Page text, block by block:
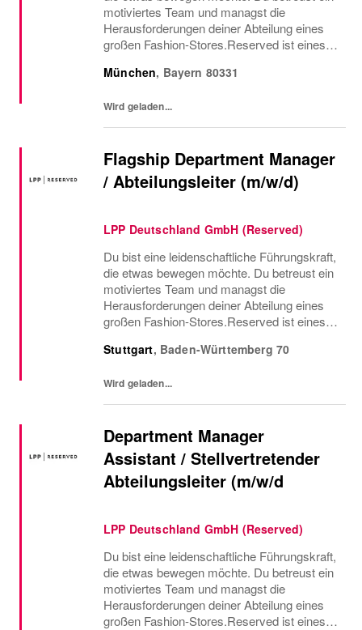
motiviertes Team und managst die
Herausforderungen deiner Abteilung eines
großen Fashion-Stores.Reserved ist eines
Unternehmen. Wir kombinieren die neuesten
München, Bayern 80331
Wird geladen...
Flagship Department Manager
/ Abteilungsleiter (m/w/d)
LPP Deutschland GmbH (Reserved)
Du bist eine leidenschaftliche Führungskraft,
die etwas bewegen möchte. Du betreust ein
motiviertes Team und managst die
Herausforderungen deiner Abteilung eines
großen Fashion-Stores.Reserved ist eines
Unternehmen. Wir kombinieren die neuesten
Stuttgart, Baden-Württemberg 70
Wird geladen...
Department Manager
Assistant / Stellvertretender
Abteilungsleiter (m/w/d
LPP Deutschland GmbH (Reserved)
Du bist eine leidenschaftliche Führungskraft,
die etwas bewegen möchte. Du betreust ein
motiviertes Team und managst die
Herausforderungen deiner Abteilung eines
großen Fashion-Stores.Reserved ist eines